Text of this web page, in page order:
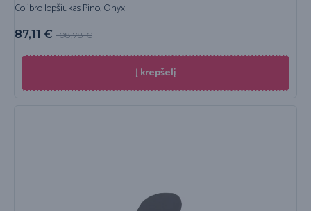
Colibro lopšiukas Pino, Onyx
108,78€
87,11 €
Į krepšelį